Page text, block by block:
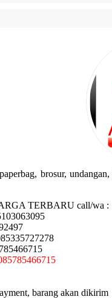
brosur,
TERBARU call/wa :
barang akan dikirim